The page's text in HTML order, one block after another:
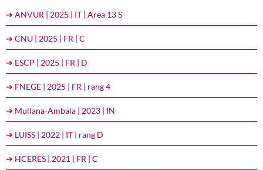
➔ ANVUR | 2025 | IT | Area 13 S
➔ CNU | 2025 | FR | C
➔ ESCP | 2025 | FR | D
➔ FNEGE | 2025 | FR | rang 4
➔ Mullana-Ambala | 2023 | IN
➔ LUISS | 2022 | IT | rang D
➔ HCERES | 2021 | FR | C